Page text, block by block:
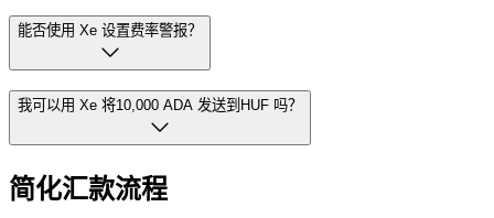
能否使用 Xe 设置费率警报？
我可以用 Xe 将10,000 ADA 发送到HUF 吗？
简化汇款流程